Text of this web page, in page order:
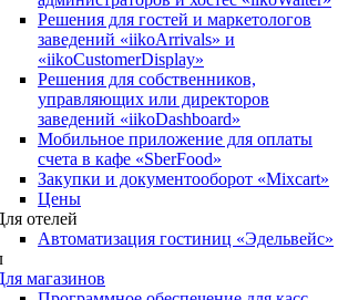
Решения для гостей и маркетологов
заведений «iikoArrivals» и
«iikoCustomerDisplay»
Решения для собственников,
управляющих или директоров
заведений «iikoDashboard»
Мобильное приложение для оплаты
счета в кафе «SberFood»
Закупки и документооборот «Mixcart»
Цены
отелей
Автоматизация гостиниц «Эдельвейс»
магазинов